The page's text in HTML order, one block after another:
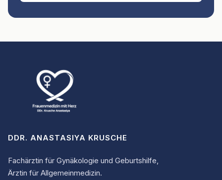
DDR. ANASTASIYA KRUSCHE
Fachärztin für Gynäkologie und Geburtshilfe,
Ärztin für Allgemeinmedizin.